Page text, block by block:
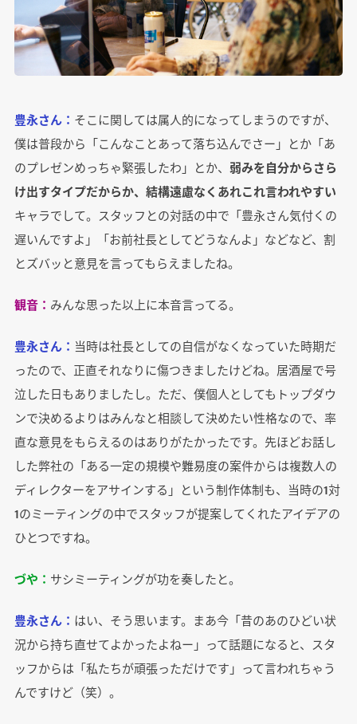
豊永さん： そこに関しては属人的になってしまうのですが、
僕は普段から「こんなことあって落ち込んでさー」とか「あ
のプレゼンめっちゃ緊張したわ」とか、 弱みを自分からさら
け出すタイプだからか、結構遠慮なくあれこれ言われやすい
キャラでして。スタッフとの対話の中で「豊永さん気付くの
遅いんですよ」「お前社長としてどうなんよ」などなど、割
とズバッと意見を言ってもらえましたね。
観音： みんな思った以上に本音言ってる。
豊永さん： 当時は社長としての自信がなくなっていた時期だ
ったので、正直それなりに傷つきましたけどね。居酒屋で号
泣した日もありましたし。ただ、僕個人としてもトップダウ
ンで決めるよりはみんなと相談して決めたい性格なので、率
直な意見をもらえるのはありがたかったです。先ほどお話し
した弊社の「ある一定の規模や難易度の案件からは複数人の
ディレクターをアサインする」という制作体制も、当時の1対
1のミーティングの中でスタッフが提案してくれたアイデアの
ひとつですね。
づや： サシミーティングが功を奏したと。
豊永さん： はい、そう思います。まあ今「昔のあのひどい状
況から持ち直せてよかったよねー」って話題になると、スタ
ッフからは「私たちが頑張っただけです」って言われちゃう
んですけど（笑）。